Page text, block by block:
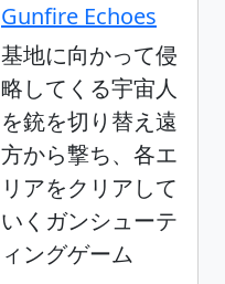
Gunfire Echoes
基地に向かって侵
略してくる宇宙人
を銃を切り替え遠
方から撃ち、各エ
リアをクリアして
いくガンシューテ
ィングゲーム